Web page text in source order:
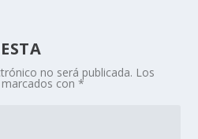
no será publicada. Los
con*